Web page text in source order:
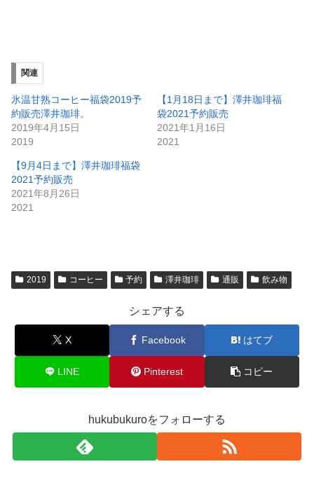
関連
氷温甘熟コーヒー福袋2019予
約販売澤井珈琲。
2019年4月15日
2019
【1月18日まで】澤井珈琲福
袋2021予約販売
2021年1月16日
2021
【9月4日まで】澤井珈琲福袋
2021予約販売
2021年8月26日
2021
2019 コーヒー 予約 澤井珈琲 通販 飲み物
シェアする
X Facebook はてブ
LINE Pinterest コピー
hukubukuroをフォローする